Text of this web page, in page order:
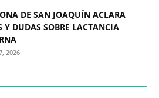
DE SAN JOAQUÍN ACLARA
Y DUDAS SOBRE LACTANCIA
2026